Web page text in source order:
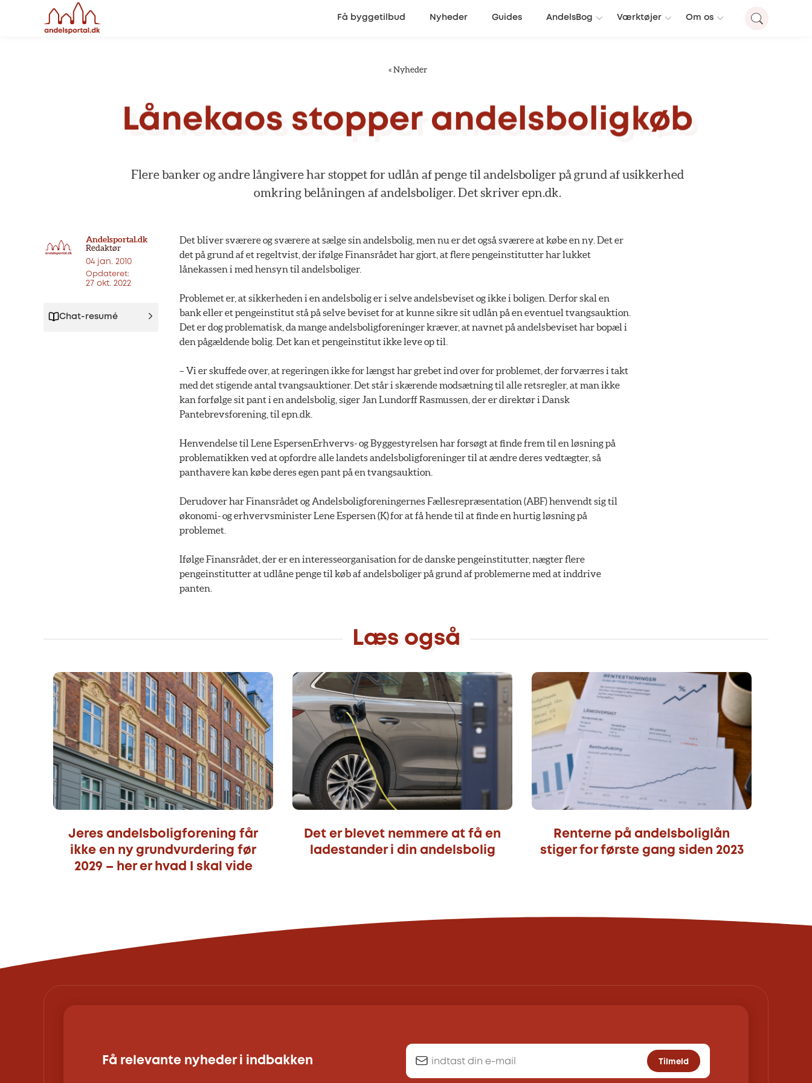
Få byggetilbud Nyheder Guides AndelsBog Værktøjer Om os
« Nyheder
Lånekaos stopper andelsboligkøb
Flere banker og andre långivere har stoppet for udlån af penge til andelsboliger på grund af usikkerhed
omkring belåningen af andelsboliger. Det skriver epn.dk.
Andelsportal.dk
Redaktør
04 jan. 2010
Opdateret:
27 okt. 2022
Chat-resumé
Det bliver sværere og sværere at sælge sin andelsbolig, men nu er det også sværere at købe en ny. Det er
det på grund af et regeltvist, der ifølge Finansrådet har gjort, at flere pengeinstitutter har lukket
lånekassen i med hensyn til andelsboliger.
Problemet er, at sikkerheden i en andelsbolig er i selve andelsbeviset og ikke i boligen. Derfor skal en
bank eller et pengeinstitut stå på selve beviset for at kunne sikre sit udlån på en eventuel tvangsauktion.
Det er dog problematisk, da mange andelsboligforeninger kræver, at navnet på andelsbeviset har bopæl i
den pågældende bolig. Det kan et pengeinstitut ikke leve op til.
– Vi er skuffede over, at regeringen ikke for længst har grebet ind over for problemet, der forværres i takt
med det stigende antal tvangsauktioner. Det står i skærende modsætning til alle retsregler, at man ikke
kan forfølge sit pant i en andelsbolig, siger Jan Lundorff Rasmussen, der er direktør i Dansk
Pantebrevsforening, til epn.dk.
Henvendelse til Lene EspersenErhvervs- og Byggestyrelsen har forsøgt at finde frem til en løsning på
problematikken ved at opfordre alle landets andelsboligforeninger til at ændre deres vedtægter, så
panthavere kan købe deres egen pant på en tvangsauktion.
Derudover har Finansrådet og Andelsboligforeningernes Fællesrepræsentation (ABF) henvendt sig til
økonomi- og erhvervsminister Lene Espersen (K) for at få hende til at finde en hurtig løsning på
problemet.
Ifølge Finansrådet, der er en interesseorganisation for de danske pengeinstitutter, nægter flere
pengeinstitutter at udlåne penge til køb af andelsboliger på grund af problemerne med at inddrive
panten.
Læs også
Jeres andelsboligforening får
ikke en ny grundvurdering før
2029 – her er hvad I skal vide
Det er blevet nemmere at få en
ladestander i din andelsbolig
Renterne på andelsboliglån
stiger for første gang siden 2023
Få relevante nyheder i indbakken Tilmeld